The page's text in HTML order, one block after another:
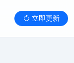
立即更新